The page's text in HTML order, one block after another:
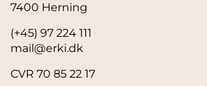
7400 Herning
(+45) 97 224 111
mail@erki.dk
CVR 70 85 22 17